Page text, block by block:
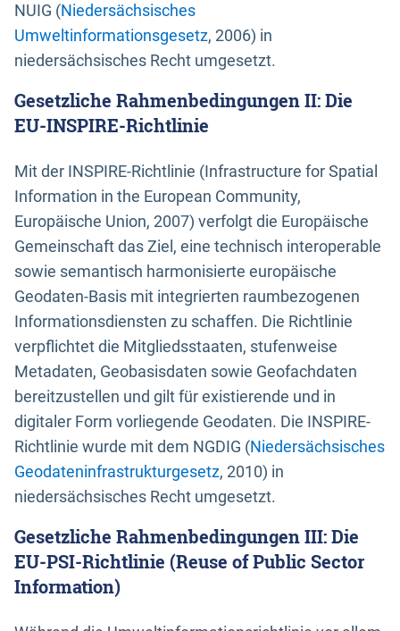
NUIG (Niedersächsisches
Umweltinformationsgesetz, 2006) in
niedersächsisches Recht umgesetzt.
Gesetzliche Rahmenbedingungen II: Die
EU-INSPIRE-Richtlinie
Mit der INSPIRE-Richtlinie (Infrastructure for Spatial
Information in the European Community,
Europäische Union, 2007) verfolgt die Europäische
Gemeinschaft das Ziel, eine technisch interoperable
sowie semantisch harmonisierte europäische
Geodaten-Basis mit integrierten raumbezogenen
Informationsdiensten zu schaffen. Die Richtlinie
verpflichtet die Mitgliedsstaaten, stufenweise
Metadaten, Geobasisdaten sowie Geofachdaten
bereitzustellen und gilt für existierende und in
digitaler Form vorliegende Geodaten. Die INSPIRE-
Richtlinie wurde mit dem NGDIG (Niedersächsisches
Geodateninfrastrukturgesetz, 2010) in
niedersächsisches Recht umgesetzt.
Gesetzliche Rahmenbedingungen III: Die
EU-PSI-Richtlinie (Reuse of Public Sector
Information)